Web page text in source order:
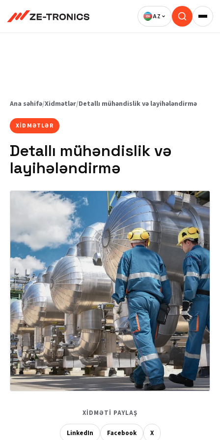
keç
Ana səhifə/Xidmətlər/Detallı mühəndislik və layihələndirmə
XIDMƏTLƏR
Detallı mühəndislik və
layihələndirmə
XIDMƏTI PAYLAŞ
LinkedIn Facebook X